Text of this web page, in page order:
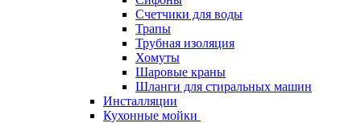
Счетчики для воды
Трапы
Трубная изоляция
Хомуты
Шаровые краны
Шланги для стиральных машин
Инсталляции
Кухонные мойки